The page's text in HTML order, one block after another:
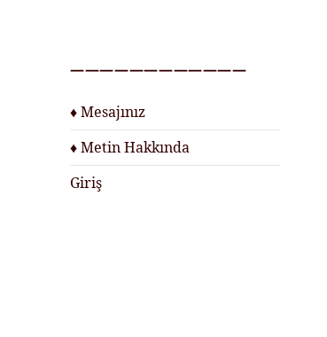
————————————
♦ Mesajınız
♦ Metin Hakkında
Giriş